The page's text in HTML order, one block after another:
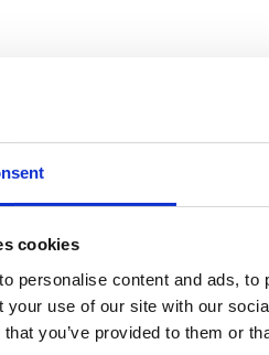
cookies
personalise content and ads,
your use of our site with our
you’ve provided to them or
förhindra vibration / bromsgnissel